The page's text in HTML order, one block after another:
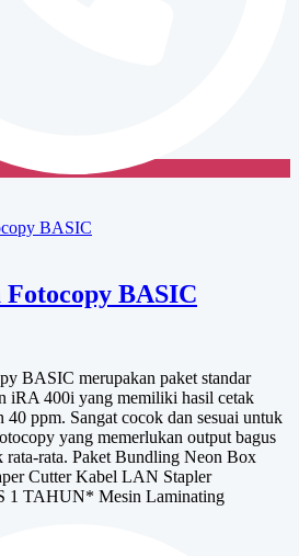
Fotocopy BASIC
BASIC merupakan paket standar
iRA 400i yang memiliki hasil cetak
40 ppm. Sangat cocok dan sesuai untuk
yang memerlukan output bagus
rata-rata. Paket Bundling Neon Box
Cutter Kabel LAN Stapler
1 TAHUN* Mesin Laminating